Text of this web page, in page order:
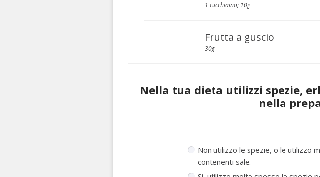
1 cucchiaino; 10g
Frutta a guscio
30g
Nella tua dieta utilizzi spezie,
nella
Non utilizzo le spezie, o le utilizzo
contenenti sale.